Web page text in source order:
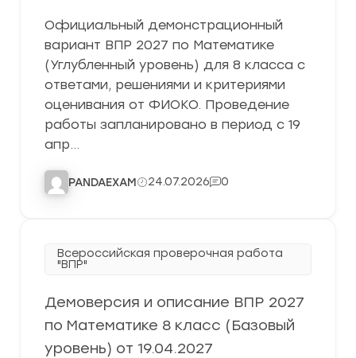
Официальный демонстрационный
вариант ВПР 2027 по Математике
(Углубленный уровень) для 8 класса с
ответами, решениями и критериями
оценивания от ФИОКО. Проведение
работы запланировано в период с 19
апр…
PANDAEXAM 24.07.2026 0
Всероссийская проверочная работа
"ВПР"
Демоверсия и описание ВПР 2027
по Математике 8 класс (Базовый
уровень) от 19.04.2027